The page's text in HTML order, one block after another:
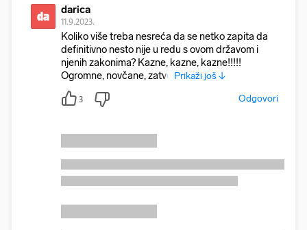
da darica
11.9.2023.
Koliko više treba nesreća da se netko zapita da
definitivno nesto nije u redu s ovom državom i
njenih zakonima? Kazne, kazne, kazne!!!!!
Ogromne, novčane, zatvo Prikaži još ↓
3 Odgovori